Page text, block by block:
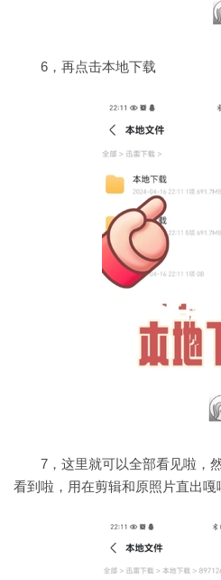
6，再点击本地下载
7，这里就可以全部看见啦，
看到啦，用在剪辑和原照片直出嘎